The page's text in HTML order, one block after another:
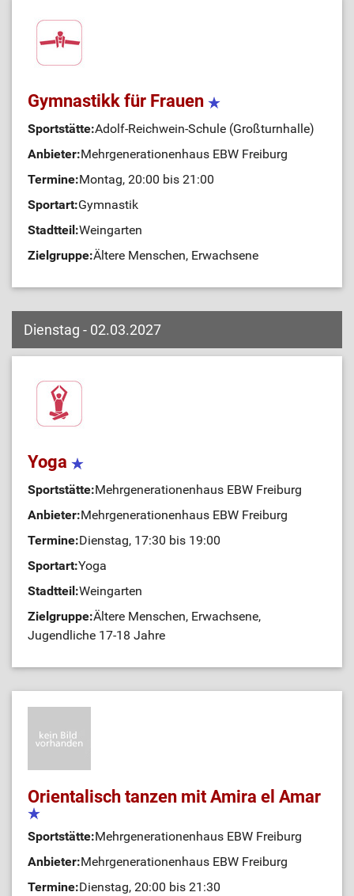
Gymnastikk für Frauen
Sportstätte:Adolf-Reichwein-Schule (Großturnhalle)
Anbieter:Mehrgenerationenhaus EBW Freiburg
Termine:Montag, 20:00 bis 21:00
Sportart:Gymnastik
Stadtteil:Weingarten
Zielgruppe:Ältere Menschen, Erwachsene
Dienstag - 02.03.2027
Yoga
Sportstätte:Mehrgenerationenhaus EBW Freiburg
Anbieter:Mehrgenerationenhaus EBW Freiburg
Termine:Dienstag, 17:30 bis 19:00
Sportart:Yoga
Stadtteil:Weingarten
Zielgruppe:Ältere Menschen, Erwachsene,
Jugendliche 17-18 Jahre
Orientalisch tanzen mit Amira el Amar
Sportstätte:Mehrgenerationenhaus EBW Freiburg
Anbieter:Mehrgenerationenhaus EBW Freiburg
Termine:Dienstag, 20:00 bis 21:30